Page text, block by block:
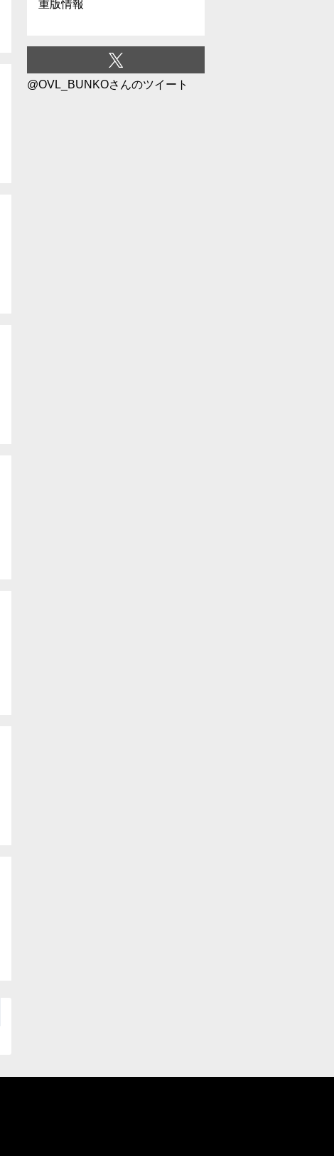
重版情報
@OVL_BUNKOさんのツイート